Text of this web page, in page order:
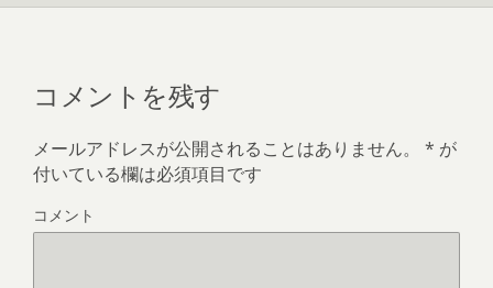
コメントを残す
メールアドレスが公開されることはありません。 * が
付いている欄は必須項目です
コメント